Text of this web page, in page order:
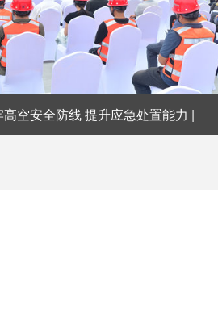
高空安全防线 提升应急处置能力 |